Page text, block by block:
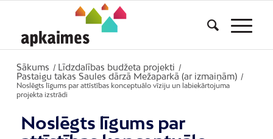
Sākums / Līdzdalības budžeta projekti /
Pastaigu takas Saules dārzā Mežaparkā (ar izmaiņām) /
Noslēgts līgums par attīstības konceptuālo vīziju un labiekārtojuma
projekta izstrādi
Noslēgts līgums par